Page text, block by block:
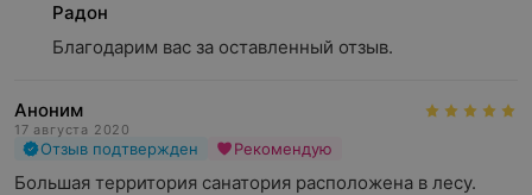
Радон
Благодарим вас за оставленный отзыв.
Аноним
17 августа 2020
Отзыв подтвержден Рекомендую
Большая территория санатория расположена в лесу.